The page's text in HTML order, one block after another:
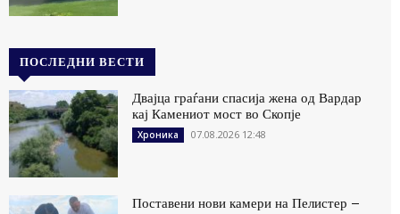
ПОСЛЕДНИ ВЕСТИ
Двајца граѓани спасија жена од Вардар
кај Камениот мост во Скопје
Хроника 07.08.2026 12:48
Поставени нови камери на Пелистер –